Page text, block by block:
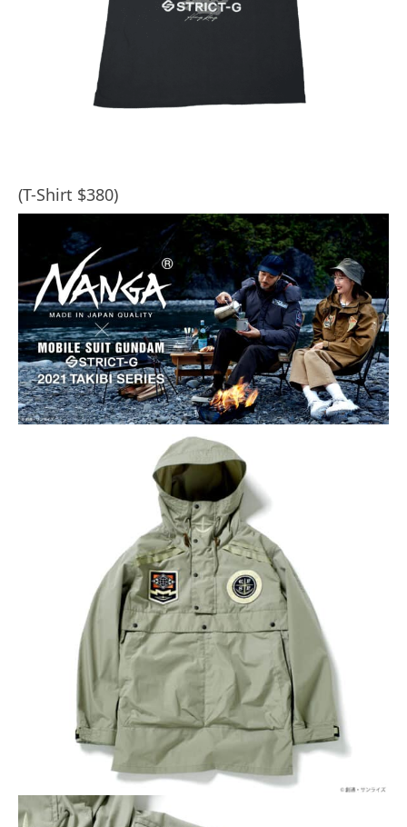
(T-Shirt $380)